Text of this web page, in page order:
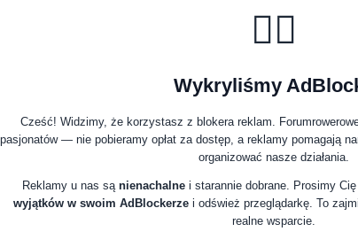
🚴‍♂️
Wykryliśmy
Cześć! Widzimy, że korzystasz z blokera reklam.
pasjonatów — nie pobieramy opłat za dostęp, a reklamy pomagają
organizować nasze działania.
Reklamy u nas są nienachalnei starannie dobrane. Prosimy Cię
wyjątków w swoim AdBlockerzei odśwież przeglądarkę. To
realne wsparcie.